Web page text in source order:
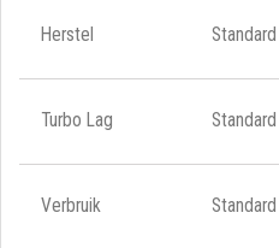
Herstel Standard
Turbo Lag Standard
Verbruik Standard